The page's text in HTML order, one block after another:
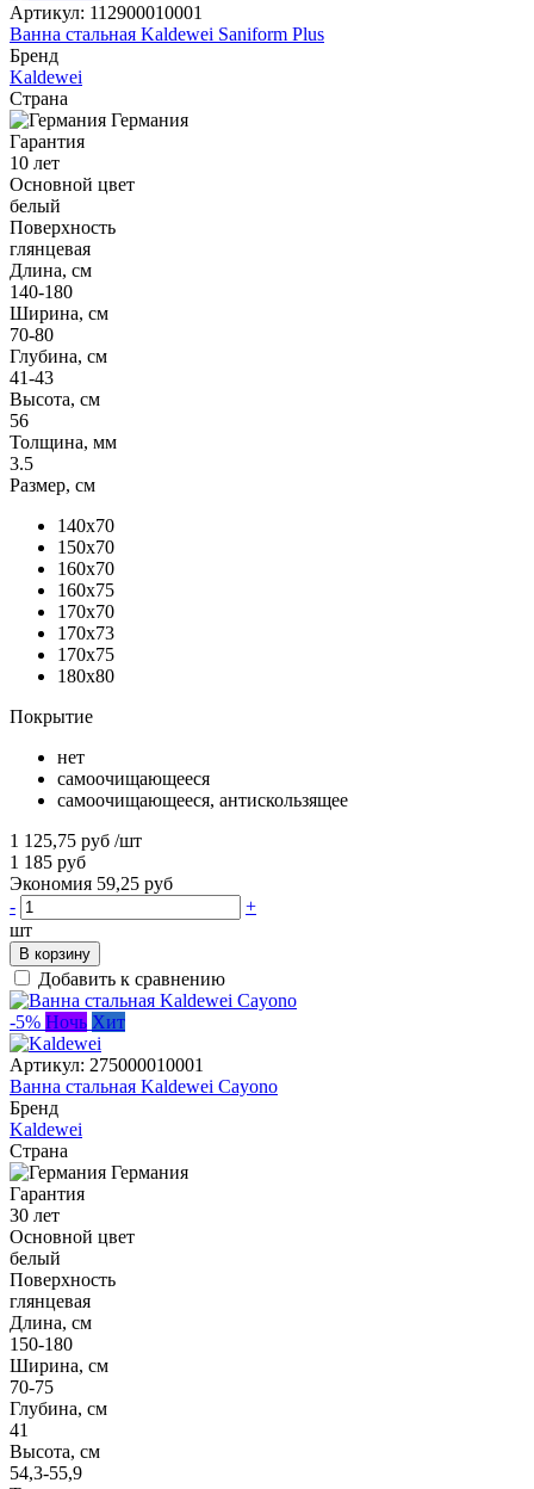
Артикул: 112900010001
Ванна стальная Kaldewei Saniform Plus
Бренд
Kaldewei
Страна
Германия
Гарантия
10 лет
Основной цвет
белый
Поверхность
глянцевая
Длина, см
140-180
Ширина, см
70-80
Глубина, см
41-43
Высота, см
56
Толщина, мм
3.5
Размер, см
140x70
150x70
160x70
160x75
170x70
170x73
170x75
180x80
Покрытие
нет
самоочищающееся
самоочищающееся, антискользящее
1 125,75 руб /шт
1 185 руб
Экономия 59,25 руб
-
+
шт
В корзину
Добавить к сравнению
-5% Ночь Хит
Артикул: 275000010001
Ванна стальная Kaldewei Cayono
Бренд
Kaldewei
Страна
Германия
Гарантия
30 лет
Основной цвет
белый
Поверхность
глянцевая
Длина, см
150-180
Ширина, см
70-75
Глубина, см
41
Высота, см
54,3-55,9